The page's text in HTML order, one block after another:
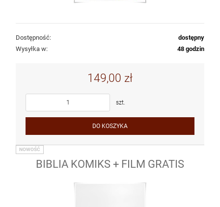
Dostępność:
dostępny
Wysyłka w:
48 godzin
149,00 zł
szt.
DO KOSZYKA
BIBLIA KOMIKS + FILM GRATIS
NOWOŚĆ